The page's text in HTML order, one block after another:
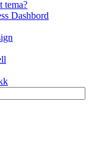
tema?
Dashbord